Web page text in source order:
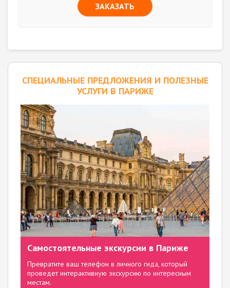
ЗАКАЗАТЬ
CПЕЦИАЛЬНЫЕ ПРЕДЛОЖЕНИЯ И ПОЛЕЗНЫЕ
УСЛУГИ В ПАРИЖЕ
Самостоятельные экскурсии в Париже
Превратите ваш телефон в личного гида, который
проведет интерактивную экскурсию по интересным
местам.